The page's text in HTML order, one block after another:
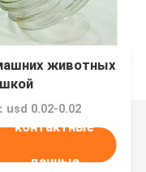
животных
usd 0.02-0.02
контактные
данные